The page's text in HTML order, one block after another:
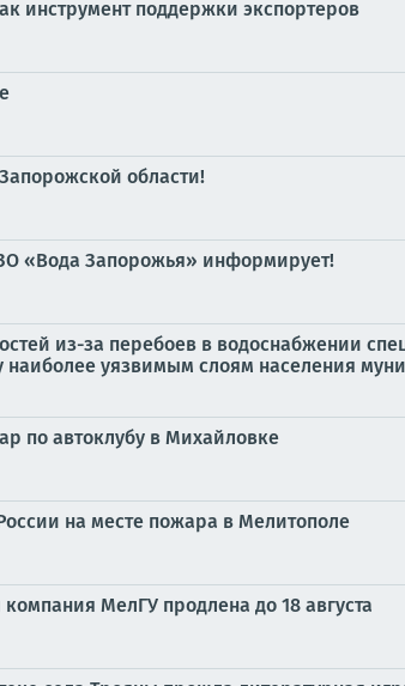
инструмент поддержки экспортеров
области!
«Вода Запорожья» информирует!
из-за перебоев в водоснабжении
уязвимым слоям населения
по автоклубу в Михайловке
на месте пожара в Мелитополе
МелГУ продлена до 18 августа